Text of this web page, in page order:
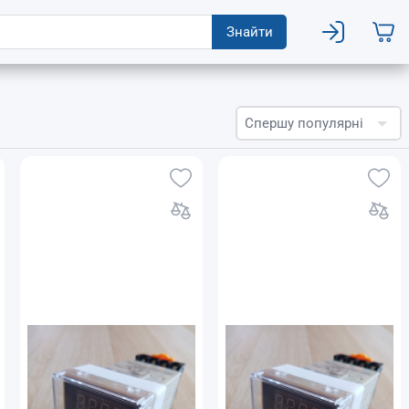
Знайти
Спершу популярні